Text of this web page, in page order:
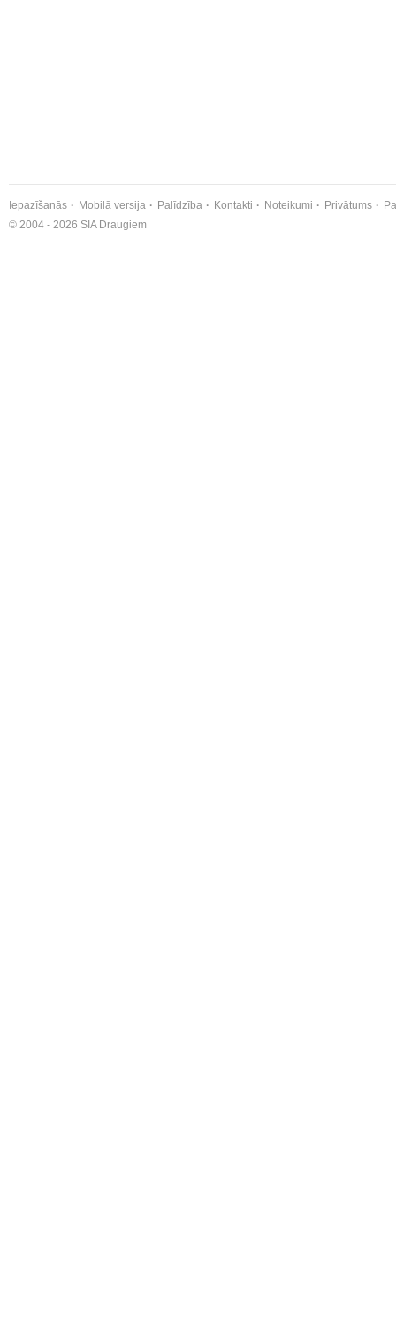
Iepazīšanās Mobilā versija Palīdzība Kontakti Noteikumi Privātums
© 2004 - 2026 SIA Draugiem